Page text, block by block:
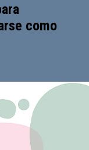
como